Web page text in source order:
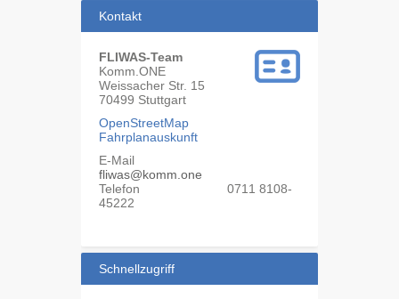
Kontakt
FLIWAS-Team
Komm.ONE
Weissacher Str. 15
70499 Stuttgart
OpenStreetMap
Fahrplanauskunft
E-Mail
fliwas@komm.one
Telefon
0711 8108-
45222
Schnellzugriff